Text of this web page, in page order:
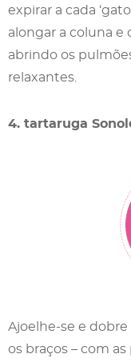
expirar a cada
alongar a coluna e
abrindo os
relaxantes.
4. tartaruga
Ajoelhe-se e
os braços – com